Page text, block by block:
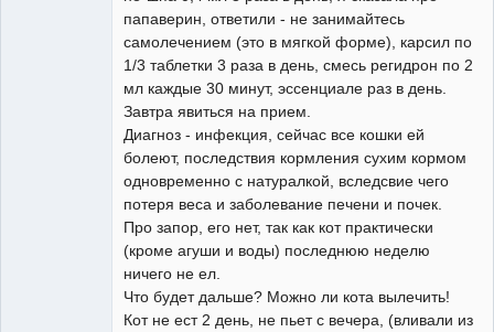
папаверин, ответили - не занимайтесь
самолечением (это в мягкой форме), карсил по
1/3 таблетки 3 раза в день, смесь регидрон по 2
мл каждые 30 минут, эссенциале раз в день.
Завтра явиться на прием.
Диагноз - инфекция, сейчас все кошки ей
болеют, последствия кормления сухим кормом
одновременно с натуралкой, вследсвие чего
потеря веса и заболевание печени и почек.
Про запор, его нет, так как кот практически
(кроме агуши и воды) последнюю неделю
ничего не ел.
Что будет дальше? Можно ли кота вылечить!
Кот не ест 2 день, не пьет с вечера, (вливали из